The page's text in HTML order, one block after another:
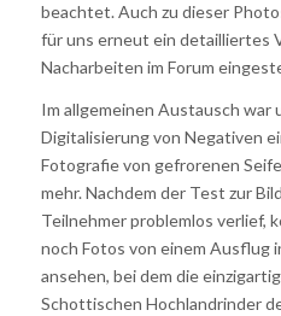
beachtet. Auch zu dieser
für uns erneut ein detailliertes
Nacharbeiten im Forum
Im allgemeinen Austausch war
Digitalisierung von Negativen
Fotografie von gefrorenen
mehr. Nachdem der Test zur
Teilnehmer problemlos verlief,
noch Fotos von einem Ausflug
ansehen, bei dem die
Schottischen Hochlandrinder